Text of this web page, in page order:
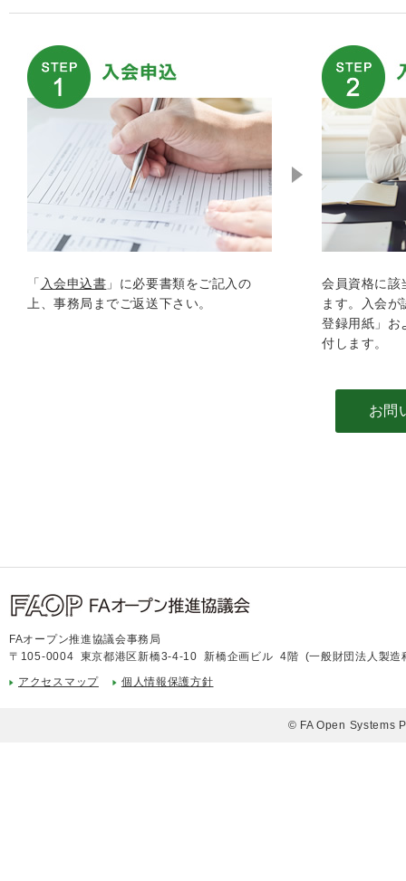
「 入会申込書 」に必要書類をご記入の
上、事務局までご返送下さい。
会員資格に該
ます。入会
登録用紙」お
付します。
お問
FAオープン推進協議会事務局
〒105-0004 東京都港区新橋3-4-10 新橋企画ビル 4階 (一般財団法人製造
アクセスマップ
個人情報保護方針
© FA Open Systems